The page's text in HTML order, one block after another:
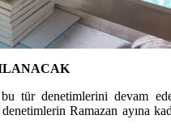
bu tür denetimlerini devam
Ramazan ayına